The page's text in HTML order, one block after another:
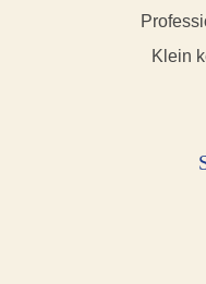
Klein